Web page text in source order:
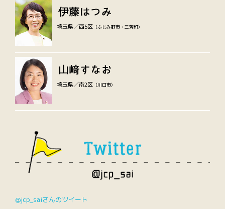
埼玉県／西5区 （ふじみ野市・三芳町）
埼玉県／南2区 （川口市）
@jcp_saiさんのツイート